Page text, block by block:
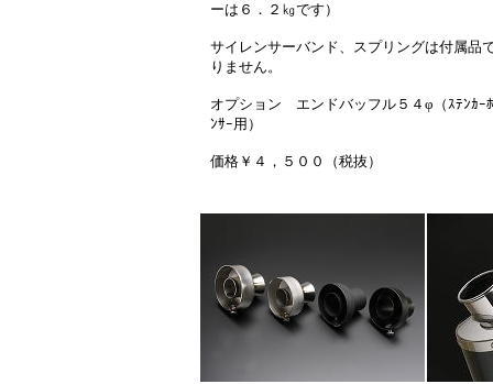
ーは６．２㎏です）
サイレンサーバンド、スプリングは付属品
りません。
オプション エンドバッフル５４φ（ｽﾃﾝｶｰ
ﾝｻｰ用）
価格￥４，５００（税抜）